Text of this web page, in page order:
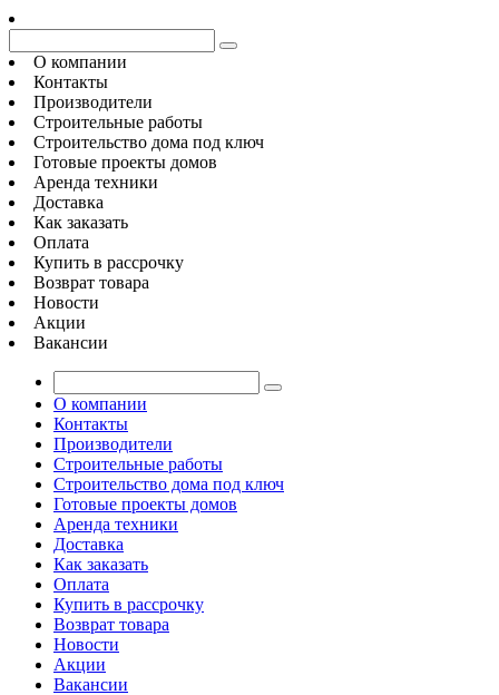
О компании
Контакты
Производители
Строительные работы
Строительство дома под ключ
Готовые проекты домов
Аренда техники
Доставка
Как заказать
Оплата
Купить в рассрочку
Возврат товара
Новости
Акции
Вакансии
О компании
Контакты
Производители
Строительные работы
Строительство дома под ключ
Готовые проекты домов
Аренда техники
Доставка
Как заказать
Оплата
Купить в рассрочку
Возврат товара
Новости
Акции
Вакансии